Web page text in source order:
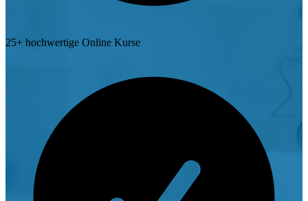
25+ hochwertige Online Kurse